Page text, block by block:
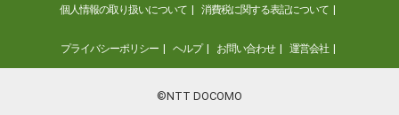
個人情報の取り扱いについて 消費税に関する表記について
プライバシーポリシー ヘルプ お問い合わせ 運営会社
©NTT DOCOMO